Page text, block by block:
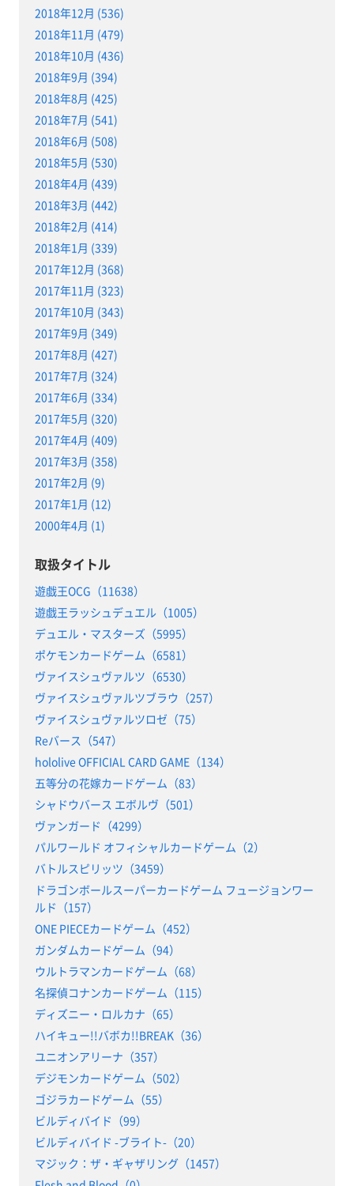
2018年12月 (536)
2018年11月 (479)
2018年10月 (436)
2018年9月 (394)
2018年8月 (425)
2018年7月 (541)
2018年6月 (508)
2018年5月 (530)
2018年4月 (439)
2018年3月 (442)
2018年2月 (414)
2018年1月 (339)
2017年12月 (368)
2017年11月 (323)
2017年10月 (343)
2017年9月 (349)
2017年8月 (427)
2017年7月 (324)
2017年6月 (334)
2017年5月 (320)
2017年4月 (409)
2017年3月 (358)
2017年2月 (9)
2017年1月 (12)
2000年4月 (1)
取扱タイトル
遊戯王OCG（11638）
遊戯王ラッシュデュエル（1005）
デュエル・マスターズ（5995）
ポケモンカードゲーム（6581）
ヴァイスシュヴァルツ（6530）
ヴァイスシュヴァルツブラウ（257）
ヴァイスシュヴァルツロゼ（75）
Reバース（547）
hololive OFFICIAL CARD GAME（134）
五等分の花嫁カードゲーム（83）
シャドウバース エボルヴ（501）
ヴァンガード（4299）
パルワールド オフィシャルカードゲーム（2）
バトルスピリッツ（3459）
ドラゴンボールスーパーカードゲーム フュージョンワー
ルド（157）
ONE PIECEカードゲーム（452）
ガンダムカードゲーム（94）
ウルトラマンカードゲーム（68）
名探偵コナンカードゲーム（115）
ディズニー・ロルカナ（65）
ハイキュー!!バボカ!!BREAK（36）
ユニオンアリーナ（357）
デジモンカードゲーム（502）
ゴジラカードゲーム（55）
ビルディバイド（99）
ビルディバイド -ブライト-（20）
マジック：ザ・ギャザリング（1457）